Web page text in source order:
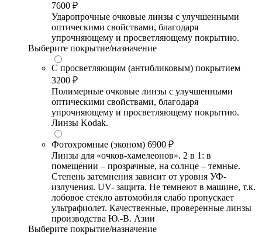
7600 ₽
Ударопрочные очковые линзы с улучшенными
оптическими свойствами, благодаря
упрочняющему и просветляющему покрытию.
Выберите покрытие/назначение
С просветляющим (антибликовым) покрытием
3200 ₽
Полимерные очковые линзы с улучшенными
оптическими свойствами, благодаря
упрочняющему и просветляющему покрытию.
Линзы Kodak.
Фотохромные (эконом) 6900 ₽
Линзы для «очков-хамелеонов». 2 в 1: в
помещении – прозрачные, на солнце – темные.
Степень затемнения зависит от уровня УФ-
излучения. UV- защита. Не темнеют в машине, т.к.
лобовое стекло автомобиля слабо пропускает
ультрафиолет. Качественные, проверенные линзы
производства Ю.-В. Азии
Выберите покрытие/назначение